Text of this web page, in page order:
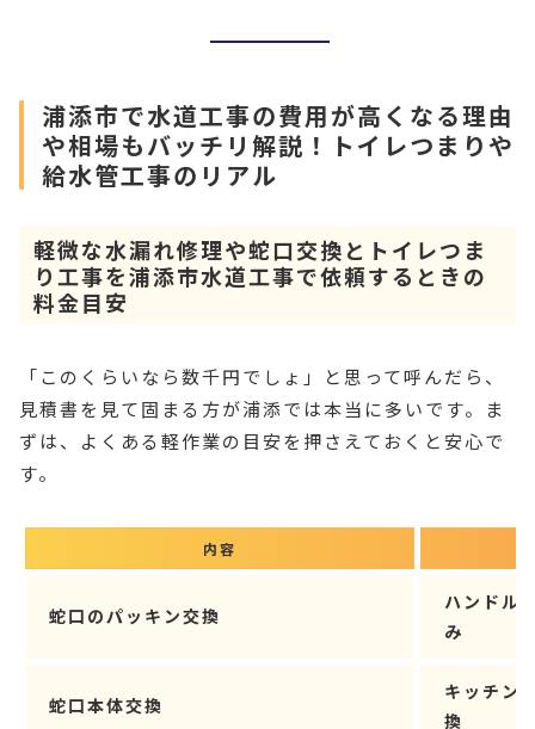
浦添市で水道工事の費用が高くなる理由
や相場もバッチリ解説！トイレつまりや
給水管工事のリアル
軽微な水漏れ修理や蛇口交換とトイレつま
り工事を浦添市水道工事で依頼するときの
料金目安
「このくらいなら数千円でしょ」と思って呼んだら、
見積書を見て固まる方が浦添では本当に多いです。ま
ずは、よくある軽作業の目安を押さえておくと安心で
す。
内容
蛇口のパッキン交換
ハンドル
み
蛇口本体交換
キッチン
換